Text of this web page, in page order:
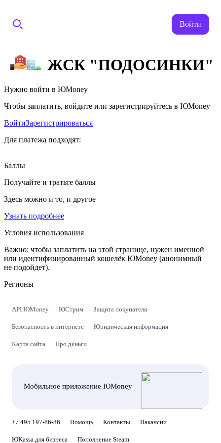
Войти
ЖСК "ПОДОСИНКИ"
Нужно войти в ЮMoney
Чтобы заплатить, войдите или зарегистрируйтесь в ЮMoney
ВойтиЗарегистрироваться
Для платежа подходят:
Баллы
Получайте и тратьте баллы
Здесь можно и то, и другое
Узнать подробнее
Условия использования
Важно: чтобы заплатить на этой странице, нужен именной
или идентифицированный кошелёк ЮMoney (анонимный
не подойдет).
Регионы
API ЮMoney ЮСтрим Защита покупателя
Безопасность в интернете Юридическая информация
Карта сайта Про деньги
Мобильное приложение ЮMoney
+7 495 197-86-86 Помощь Контакты Вакансии
ЮKassa для бизнеса Пополнение Steam